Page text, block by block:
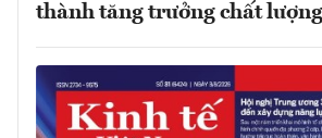
thành tăng trưởng chất